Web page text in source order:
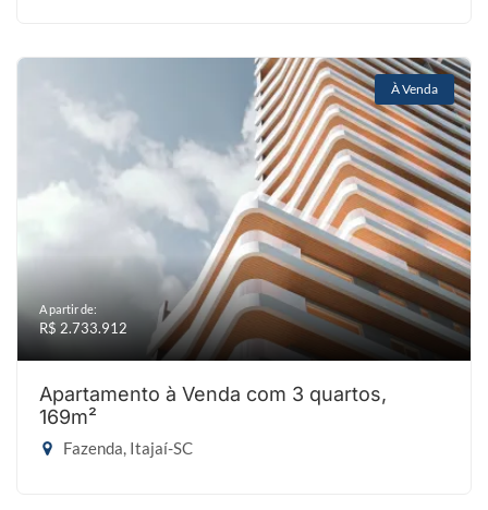
À Venda
A partir de:
R$ 2.733.912
Apartamento à Venda com 3 quartos,
169m²
Fazenda, Itajaí-SC